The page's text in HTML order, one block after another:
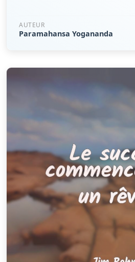
AUTEUR
Paramahansa Yogananda